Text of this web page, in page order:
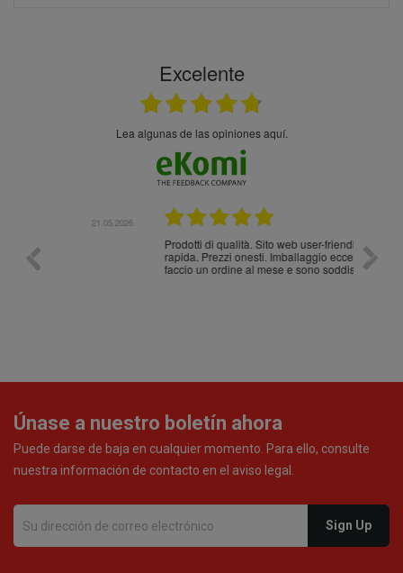
Excelente
Lea algunas de las opiniones aquí.
Prodotti di qualità. Sito web user-friendly. Consegna
rapida. Prezzi onesti. Imballaggio eccellente. Ormai
faccio un ordine al mese e sono soddisfattissimo.
10/10
Únase a nuestro boletín ahora
Puede darse de baja en cualquier momento. Para ello, consulte
nuestra información de contacto en el aviso legal.